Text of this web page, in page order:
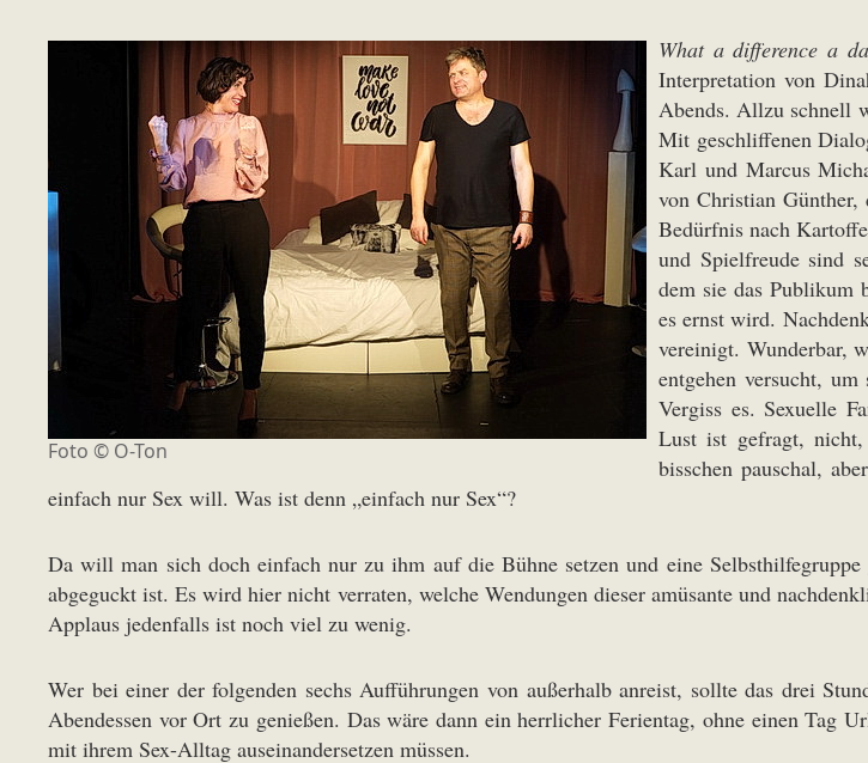
Foto © O-Ton
What a difference a
Interpretation von
Abends. Allzu schnell
Mit geschliffenen
Karl und Marcus
von Christian Günther,
Bedürfnis nach
und Spielfreude sind
dem sie das Publikum
es ernst wird.
vereinigt. Wunderbar,
entgehen versucht,
Vergiss es. Sexuelle
Lust ist gefragt,
bisschen pauschal,
einfach nur Sex will. Was ist denn „einfach nur Sex“?
Da will man sich doch einfach nur zu ihm auf die Bühne setzen und eine
abgeguckt ist. Es wird hier nicht verraten, welche Wendungen dieser amüsante und
Applaus jedenfalls ist noch viel zu wenig.
Wer bei einer der folgenden sechs Aufführungen von außerhalb anreist, sollte das drei
Abendessen vor Ort zu genießen. Das wäre dann ein herrlicher Ferientag, ohne einen Tag
mit ihrem Sex-Alltag auseinandersetzen müssen.